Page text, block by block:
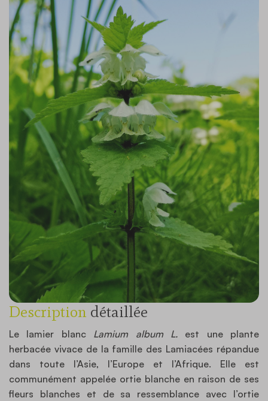
Description détaillée
Le lamier blanc Lamium album L.est une plante
herbacée vivace de la famille des Lamiacées répandue
dans toute l’Asie, l’Europe et l’Afrique. Elle est
communément appelée ortie blanche en raison de ses
fleurs blanches et de sa ressemblance avec l’ortie